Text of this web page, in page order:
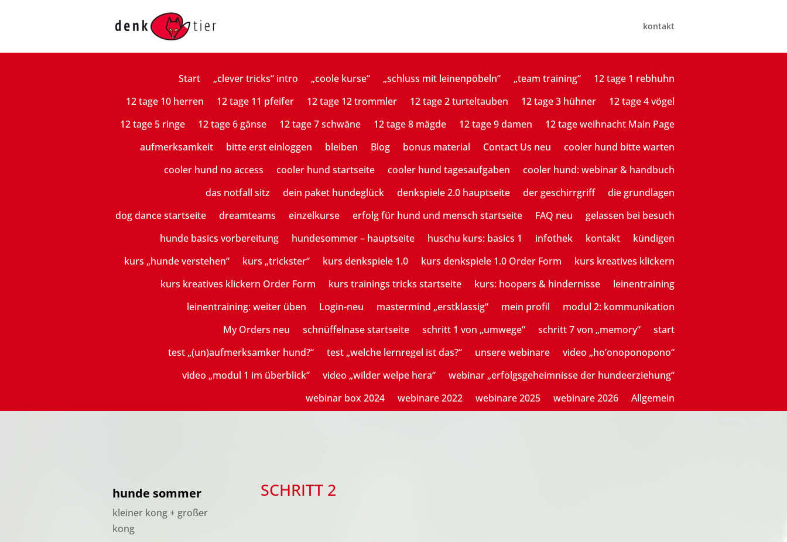
kontakt
Start „clever tricks“ intro „coole kurse“ „schluss mit leinenpöbeln“ „team training“
12 tage 1 rebhuhn
12 tage 10 herren
12 tage 11 pfeifer 12 tage 12 trommler 12 tage 2 turteltauben 12 tage 3 hühner
12 tage 4 vögel
12 tage 5 ringe
12 tage 6 gänse 12 tage 7 schwäne 12 tage 8 mägde 12 tage 9 damen
12 tage weihnacht Main Page
aufmerksamkeit
bitte erst einloggen bleiben Blog bonus material Contact Us neu
cooler hund bitte warten
cooler hund no access
cooler hund startseite cooler hund tagesaufgaben
cooler hund: webinar & handbuch
das notfall sitz
dein paket hundeglück denkspiele 2.0 hauptseite der geschirrgriff
die grundlagen
dog dance startseite
dreamteams einzelkurse erfolg für hund und mensch startseite FAQ neu
gelassen bei besuch
hunde basics vorbereitung
hundesommer – hauptseite huschu kurs: basics 1 infothek kontakt
kündigen
kurs „hunde verstehen“
kurs „trickster“ kurs denkspiele 1.0 kurs denkspiele 1.0 Order Form
kurs kreatives klickern
kurs kreatives klickern Order Form
kurs trainings tricks startseite kurs: hoopers & hindernisse
leinentraining
leinentraining: weiter üben
Login-neu mastermind „erstklassig“ mein profil
modul 2: kommunikation
My Orders neu
schnüffelnase startseite schritt 1 von „umwege“ schritt 7 von „memory“
start
test „(un)aufmerksamker hund?“
test „welche lernregel ist das?“ unsere webinare
video „ho’onoponopono“
video „modul 1 im überblick“
video „wilder welpe hera“
webinar „erfolgsgeheimnisse der hundeerziehung“
webinar box 2024
webinare 2022 webinare 2025 webinare 2026 Allgemein
hunde sommer
kleiner kong + großer
kong
SCHRITT 2